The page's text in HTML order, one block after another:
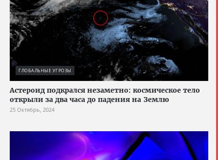
ГЛОБАЛЬНЫЕ УГРОЗЫ
Астероид подкрался незаметно: космическое тело
открыли за два часа до падения на Землю
25 Октябрь, 2024